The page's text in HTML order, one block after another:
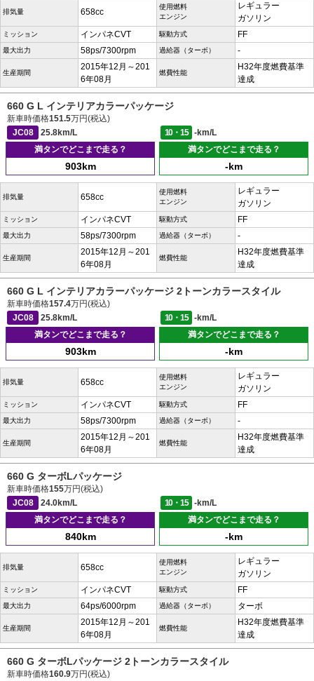
排気量 658cc
使用燃料
エンジン
レギュラー
ガソリン
ミッション インパネCVT 駆動方式 FF
最大出力 58ps/7300rpm 過給器（ターボ） -
生産期間
2015年12月～201
6年08月
燃費性能
H32年度燃費基準
達成
660 G L インテリアカラーパッケージ
新車時価格151.5万円(税込)
JC08
25.8km/L 10・15
-km/L
満タンでどこまで走る？
903km
満タンでどこまで走る？
-km
排気量 658cc
使用燃料
エンジン
レギュラー
ガソリン
ミッション インパネCVT 駆動方式 FF
最大出力 58ps/7300rpm 過給器（ターボ） -
生産期間
2015年12月～201
6年08月
燃費性能
H32年度燃費基準
達成
660 G L インテリアカラーパッケージ 2トーンカラースタイル
新車時価格157.4万円(税込)
JC08
25.8km/L 10・15
-km/L
満タンでどこまで走る？
903km
満タンでどこまで走る？
-km
排気量 658cc
使用燃料
エンジン
レギュラー
ガソリン
ミッション インパネCVT 駆動方式 FF
最大出力 58ps/7300rpm 過給器（ターボ） -
生産期間
2015年12月～201
6年08月
燃費性能
H32年度燃費基準
達成
660 G ターボLパッケージ
新車時価格155万円(税込)
JC08
24.0km/L 10・15
-km/L
満タンでどこまで走る？
840km
満タンでどこまで走る？
-km
排気量 658cc
使用燃料
エンジン
レギュラー
ガソリン
ミッション インパネCVT 駆動方式 FF
最大出力 64ps/6000rpm 過給器（ターボ） ターボ
生産期間
2015年12月～201
6年08月
燃費性能
H32年度燃費基準
達成
660 G ターボLパッケージ 2トーンカラースタイル
新車時価格160.9万円(税込)